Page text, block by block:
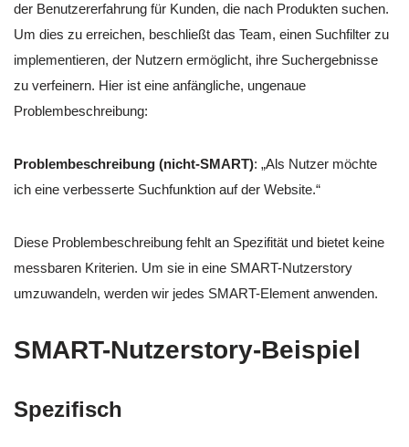
der Benutzererfahrung für Kunden, die nach Produkten suchen.
Um dies zu erreichen, beschließt das Team, einen Suchfilter zu
implementieren, der Nutzern ermöglicht, ihre Suchergebnisse
zu verfeinern. Hier ist eine anfängliche, ungenaue
Problembeschreibung:
Problembeschreibung (nicht-SMART): „Als Nutzer möchte
ich eine verbesserte Suchfunktion auf der Website.“
Diese Problembeschreibung fehlt an Spezifität und bietet keine
messbaren Kriterien. Um sie in eine SMART-Nutzerstory
umzuwandeln, werden wir jedes SMART-Element anwenden.
SMART-Nutzerstory-Beispiel
Spezifisch